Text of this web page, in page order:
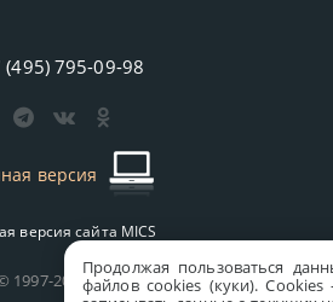
Продолжая пользоваться
файлов cookies (куки).
(495) 795-09-98
версия
версия сайта MICS
2026 MICS Distribution Company